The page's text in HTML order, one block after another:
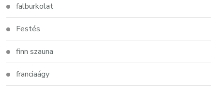
falburkolat
Festés
finn szauna
franciaágy